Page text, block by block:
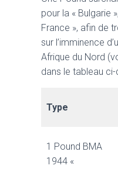
pour la « Bulgarie
France », afin de
sur l’imminence
Afrique du Nord
dans le tableau
Type
1 Pound BMA
1944 «